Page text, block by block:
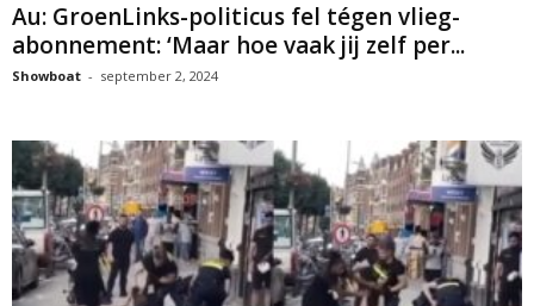
Au: GroenLinks-politicus fel tégen vlieg-
abonnement: ‘Maar hoe vaak jij zelf per...
Showboat - september 2, 2024